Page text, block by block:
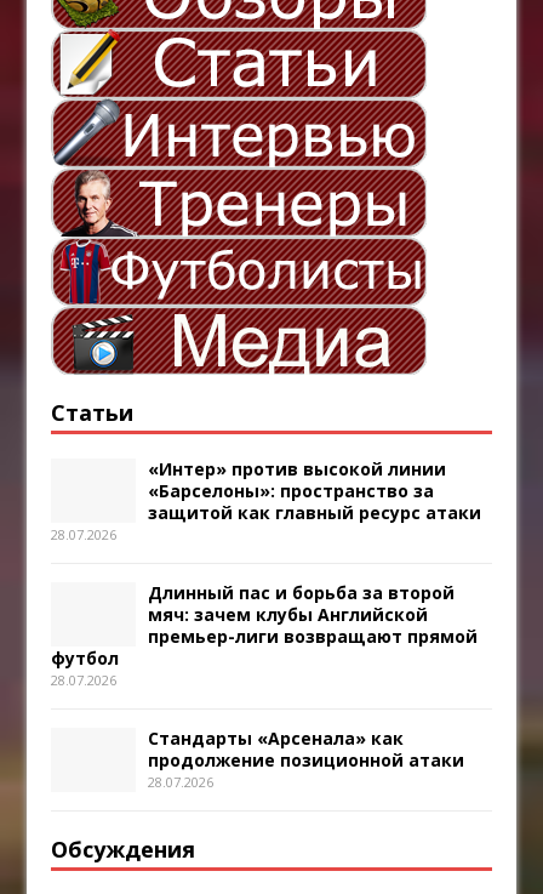
Статьи
«Интер» против высокой линии
«Барселоны»: пространство за
защитой как главный ресурс атаки
28.07.2026
Длинный пас и борьба за второй
мяч: зачем клубы Английской
премьер-лиги возвращают прямой
футбол
28.07.2026
Стандарты «Арсенала» как
продолжение позиционной атаки
28.07.2026
Обсуждения